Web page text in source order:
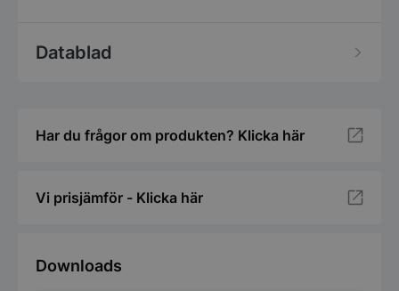
Datablad
Har du frågor om produkten? Klicka här
Vi prisjämför - Klicka här
Downloads
Namn